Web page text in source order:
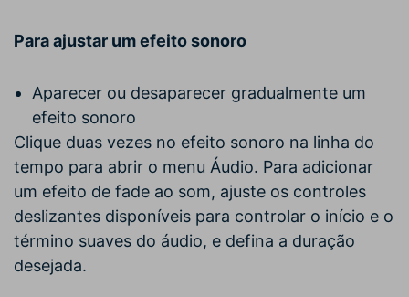
Para ajustar um efeito sonoro
Aparecer ou desaparecer gradualmente um
efeito sonoro
Clique duas vezes no efeito sonoro na linha do
tempo para abrir o menu Áudio. Para adicionar
um efeito de fade ao som, ajuste os controles
deslizantes disponíveis para controlar o início e o
término suaves do áudio, e defina a duração
desejada.